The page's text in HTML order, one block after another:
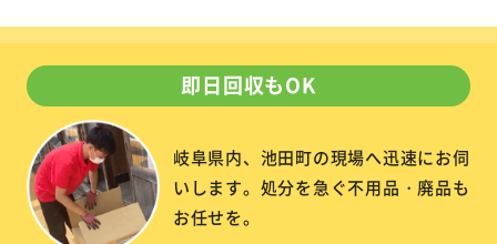
即日回収もOK
岐阜県内、池田町の現場へ迅速にお伺
いします。処分を急ぐ不用品・廃品も
お任せを。